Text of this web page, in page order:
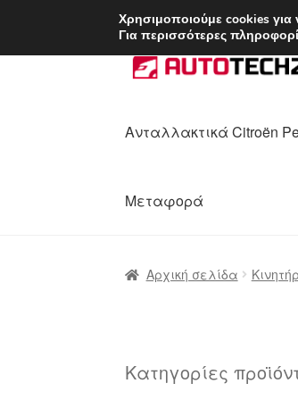
Απευθείας
μετάβαση
πλοήγηση
Μετάβαση
σε
Ανταλλακτικά Citroën
Μεταφορά
Αρχική σελίδα
Κατηγορίες
Χρησιμοποιούμε cookies για
Για περισσότερες